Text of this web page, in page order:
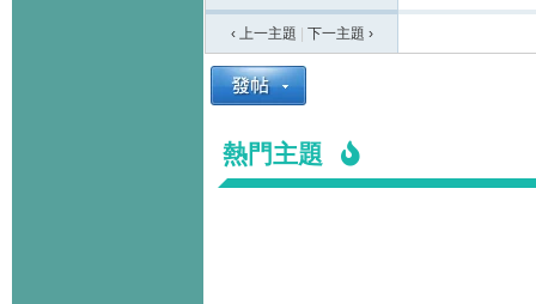
‹ 上一主題 下一主題 ›
熱門主題